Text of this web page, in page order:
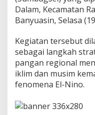
e
n
k
S
u
m
a
s
Dalam, Kecamatan
Banyuasin, Selasa
Kegiatan tersebut
sebagai langkah
pangan regional
iklim dan musim
fenomena El-Nino.